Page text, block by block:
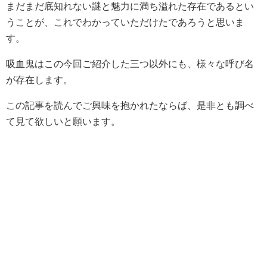
まだまだ底知れない謎と魅力に満ち溢れた存在であるとい
うことが、これでわかっていただけたであろうと思いま
す。
吸血鬼はこの今回ご紹介した三つ以外にも、様々な呼び名
が存在します。
この記事を読んでご興味を抱かれたならば、是非とも調べ
て見て欲しいと願います。